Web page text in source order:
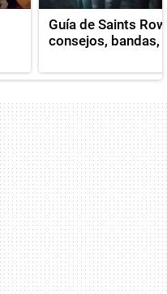
Guía de Saints
consejos, bandas,